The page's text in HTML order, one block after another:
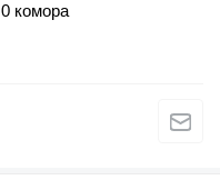
0 комора